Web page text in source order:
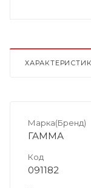
Марка(Бренд)
ГАММА
Код
091182